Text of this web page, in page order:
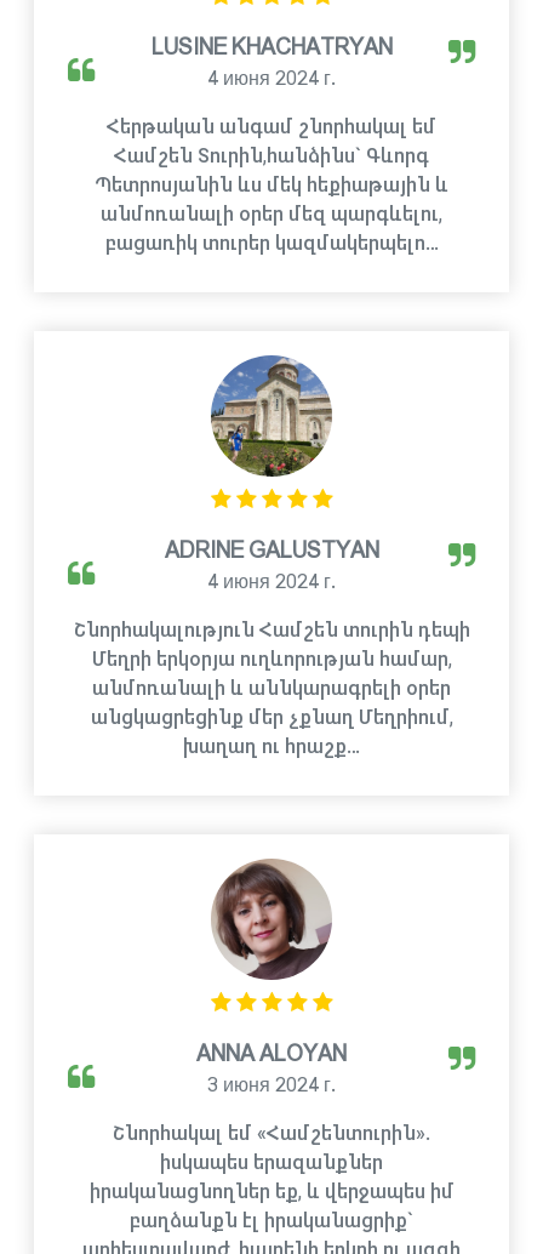
LUSINE KHACHATRYAN
4 июня 2024 г.
Հերթական անգամ շնորհակալ եմ
Համշեն Տուրին,հանձինս` Գևորգ
Պետրոսյանին ևս մեկ հեքիաթային և
անմոռանալի օրեր մեզ պարգևելու,
բացառիկ տուրեր կազմակերպելո…
ADRINE GALUSTYAN
4 июня 2024 г.
Շնորհակալություն Համշեն տուրին դեպի
Մեղրի երկօրյա ուղևորության համար,
անմոռանալի և աննկարագրելի օրեր
անցկացրեցինք մեր չքնաղ Մեղրիում,
խաղաղ ու հրաշք…
ANNA ALOYAN
3 июня 2024 г.
Շնորհակալ եմ «Համշենտուրին».
իսկապես երազանքներ
իրականացնողներ եք, և վերջապես իմ
բաղձանքն էլ իրականացրիք`
արհեստավարժ, հայրենի երկրի ու ազգի